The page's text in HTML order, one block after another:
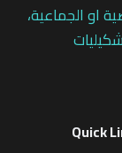
او الجماعية،
Quick